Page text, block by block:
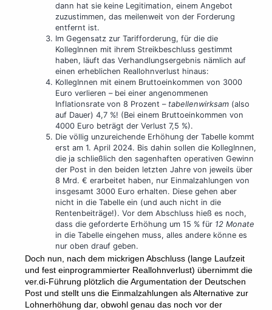
dann hat sie keine Legitimation, einem Angebot
zuzustimmen, das meilenweit von der Forderung
entfernt ist.
Im Gegensatz zur Tarifforderung, für die die
KollegInnen mit ihrem Streikbeschluss gestimmt
haben, läuft das Verhandlungsergebnis nämlich auf
einen erheblichen Reallohnverlust hinaus:
KollegInnen mit einem Bruttoeinkommen von 3000
Euro verlieren – bei einer angenommenen
Inflationsrate von 8 Prozent – tabellenwirksam(also
auf Dauer) 4,7 %! (Bei einem Bruttoeinkommen von
4000 Euro beträgt der Verlust 7,5 %).
Die völlig unzureichende Erhöhung der Tabelle kommt
erst am 1. April 2024. Bis dahin sollen die KollegInnen,
die ja schließlich den sagenhaften operativen Gewinn
der Post in den beiden letzten Jahre von jeweils über
8 Mrd. € erarbeitet haben, nur Einmalzahlungen von
insgesamt 3000 Euro erhalten. Diese gehen aber
nicht in die Tabelle ein (und auch nicht in die
Rentenbeiträge!). Vor dem Abschluss hieß es noch,
dass die geforderte Erhöhung um 15 % für 12 Monate
in die Tabelle eingehen muss, alles andere könne es
nur oben drauf geben.
Doch nun, nach dem mickrigen Abschluss (lange Laufzeit
und fest einprogrammierter Reallohnverlust) übernimmt die
ver.di-Führung plötzlich die Argumentation der Deutschen
Post und stellt uns die Einmalzahlungen als Alternative zur
Lohnerhöhung dar, obwohl genau das noch vor der